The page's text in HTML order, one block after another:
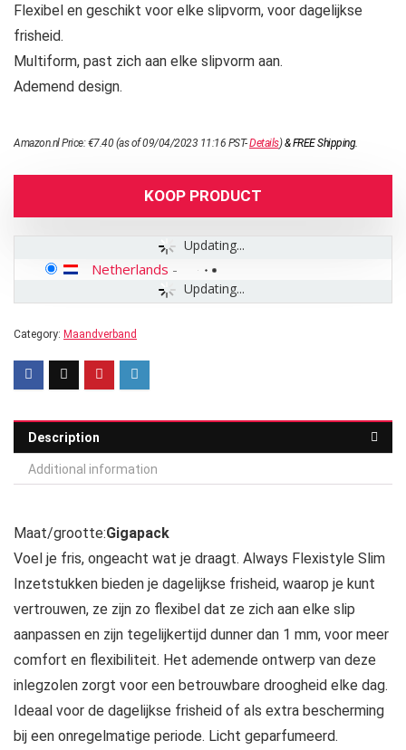
Flexibel en geschikt voor elke slipvorm, voor dagelijkse
frisheid.
Multiform, past zich aan elke slipvorm aan.
Ademend design.
Amazon.nl Price:€7.40(as of 09/04/2023 11:16 PST-Details)&FREE Shipping.
KOOP PRODUCT
Updating...
Updating...
Netherlands -
Category: Maandverband
Description
Additional information
Maat/grootte:Gigapack
Voel je fris, ongeacht wat je draagt. Always Flexistyle Slim
Inzetstukken bieden je dagelijkse frisheid, waarop je kunt
vertrouwen, ze zijn zo flexibel dat ze zich aan elke slip
aanpassen en zijn tegelijkertijd dunner dan 1 mm, voor meer
comfort en flexibiliteit. Het ademende ontwerp van deze
inlegzolen zorgt voor een betrouwbare droogheid elke dag.
Ideaal voor de dagelijkse frisheid of als extra bescherming
bij een onregelmatige periode. Licht geparfumeerd.